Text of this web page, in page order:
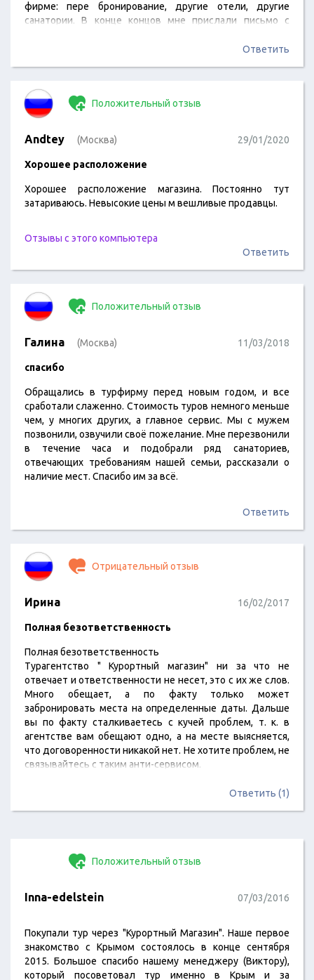
фирме: пере бронирование, другие отели, другие
санатории. В конце концов мне прислали письмо с
Контора работает не покладая рук круглосуточно. Мои
беспредел. Отправила претензию заказным…
Ответить
Положительный отзыв
Andtey (Москва) 29/01/2020
Хорошее расположение
Хорошее расположение магазина. Постоянно тут
затариваюсь. Невысокие цены м вешливые продавцы.
Отзывы с этого компьютера
Ответить
Положительный отзыв
Галина (Москва) 11/03/2018
спасибо
Обращались в турфирму перед новым годом, и все
сработали слаженно. Стоимость туров немного меньше
чем, у многих других, а главное сервис. Мы с мужем
позвонили, озвучили своё пожелание. Мне перезвонили
в течение часа и подобрали ряд санаториев,
отвечающих требованиям нашей семьи, рассказали о
наличие мест. Спасибо им за всё.
Ответить
Отрицательный отзыв
Ирина 16/02/2017
Полная безответственность
Полная безответственность
Турагентство " Курортный магазин" ни за что не
отвечает и ответственности не несет, это с их же слов.
Много обещает, а по факту только может
забронировать места на определенные даты. Дальше
вы по факту сталкиваетесь с кучей проблем, т. к. в
агентстве вам обещают одно, а на месте выясняется,
что договоренности никакой нет. Не хотите проблем, не
связывайтесь с таким анти-сервисом.
Ответить (1)
Положительный отзыв
Inna-edelstein 07/03/2016
Покупали тур через "Курортный Магазин". Наше первое
знакомство с Крымом состоялось в конце сентября
2015. Большое спасибо нашему менеджеру (Виктору),
который посоветовал тур именно в Крым и за